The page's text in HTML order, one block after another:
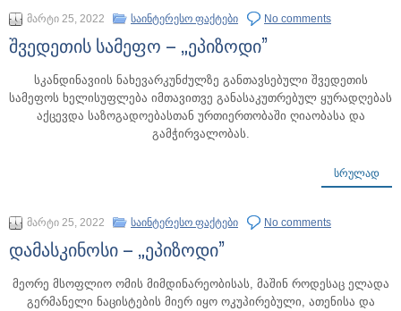
მარტი 25, 2022 საინტერესო ფაქტები No comments
შვედეთის სამეფო – „ეპიზოდი”
სკანდინავიის ნახევარკუნძულზე განთავსებული შვედეთის
სამეფოს ხელისუფლება იმთავითვე განასაკუთრებულ ყურადღებას
აქცევდა საზოგადოებასთან ურთიერთობაში ღიაობასა და
გამჭირვალობას.
ᲡᲠᲣᲚᲐᲓ
მარტი 25, 2022 საინტერესო ფაქტები No comments
დამასკინოსი – „ეპიზოდი”
მეორე მსოფლიო ომის მიმდინარეობისას, მაშინ როდესაც ელადა
გერმანელი ნაცისტების მიერ იყო ოკუპირებული, ათენისა და